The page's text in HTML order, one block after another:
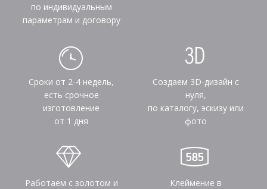
по индивидуальным
параметрам и договору
Сроки от 2-4 недель,
есть срочное
изготовление
от 1 дня
Создаем 3D-дизайн с
нуля,
по каталогу, эскизу или
фото
Работаем с золотом и
Клеймение в